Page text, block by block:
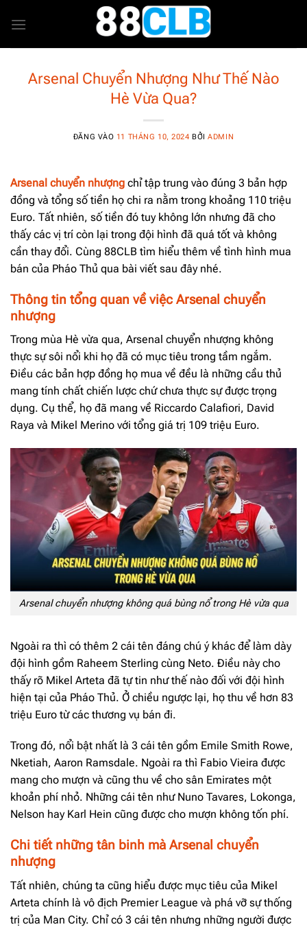
qua
Arsenal Chuyển Nhượng Như Thế Nào
Hè Vừa Qua?
ĐĂNG VÀO 11 THÁNG 10, 2024 BỞIADMIN
Arsenal chuyển nhượng chỉ tập trung vào đúng 3 bản hợp
đồng và tổng số tiền họ chi ra nằm trong khoảng 110 triệu
Euro. Tất nhiên, số tiền đó tuy không lớn nhưng đã cho
thấy các vị trí còn lại trong đội hình đã quá tốt và không
cần thay đổi. Cùng 88CLB tìm hiểu thêm về tình hình mua
bán của Pháo Thủ qua bài viết sau đây nhé.
Thông tin tổng quan về việc Arsenal chuyển
nhượng
Trong mùa Hè vừa qua, Arsenal chuyển nhượng không
thực sự sôi nổi khi họ đã có mục tiêu trong tầm ngắm.
Điều các bản hợp đồng họ mua về đều là những cầu thủ
mang tính chất chiến lược chứ chưa thực sự được trọng
dụng. Cụ thể, họ đã mang về Riccardo Calafiori, David
Raya và Mikel Merino với tổng giá trị 109 triệu Euro.
Arsenal chuyển nhượng không quá bùng nổ trong Hè vừa qua
Ngoài ra thì có thêm 2 cái tên đáng chú ý khác để làm dày
đội hình gồm Raheem Sterling cùng Neto. Điều này cho
thấy rõ Mikel Arteta đã tự tin như thế nào đối với đội hình
hiện tại của Pháo Thủ. Ở chiều ngược lại, họ thu về hơn 83
triệu Euro từ các thương vụ bán đi.
Trong đó, nổi bật nhất là 3 cái tên gồm Emile Smith Rowe,
Nketiah, Aaron Ramsdale. Ngoài ra thì Fabio Vieira được
mang cho mượn và cũng thu về cho sân Emirates một
khoản phí nhỏ. Những cái tên như Nuno Tavares, Lokonga,
Nelson hay Karl Hein cũng được cho mượn không tốn phí.
Chi tiết những tân binh mà Arsenal chuyển
nhượng
Tất nhiên, chúng ta cũng hiểu được mục tiêu của Mikel
Arteta chính là vô địch Premier League và phá vỡ sự thống
trị của Man City. Chỉ có 3 cái tên nhưng những người được